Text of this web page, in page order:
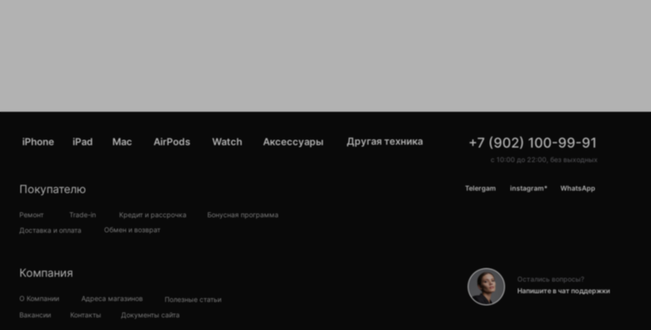
iPhone iPad Mac AirPods Watch Другая техника
Аксессуары
Покупателю
Ремонт Trade-in Кредит и рассрочка
Бонусная программа
Доставка и оплата
Обмен и возврат
Компания
О Компании Адреса магазинов
Полезные статьи
Вакансии
Контакты Документы сайта
с 10:00 до 22:00, без выходных
+7 (902) 100-99-91
Остались вопросы?
WhatsApp
Telergam instagram*
Напишите в чат поддержки